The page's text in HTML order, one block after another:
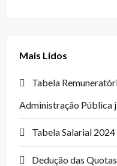
Mais Lidos
Tabela
Administração Pública
Tabela Salarial
Dedução das